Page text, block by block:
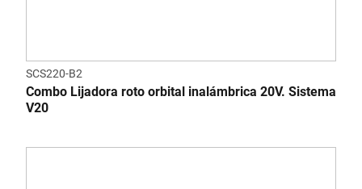
SCS220-B2
Combo Lijadora roto orbital inalámbrica 20V. Sistema
V20